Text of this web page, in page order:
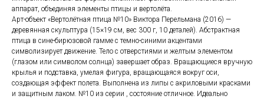
аппарат, объединяя элементы птицы и вертолёта.
Арт-объект «Вертолётная птица №10» Виктора Перельмана (2016) —
деревянная скульптура (15×19 см, вес 300 г, 10 деталей). Абстрактная
птица в сине-бирюзовой гамме с темно-синими акцентами
символизирует движение. Тело с отверстиями и желтым элементом
(глазом или символом солнца) завершает образ. Вращающиеся вручную
крылья и подставка, умелая фигура, вращающаяся вокруг оси,
создающая эффект полета. Выполнена из липы с акриловыми красками
и защитным лаком. №10 из серии , состояние отличное. Идеально